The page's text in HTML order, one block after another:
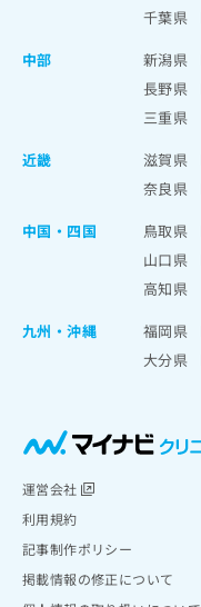
千葉県
中部
新潟県
長野県
三重県
近畿
滋賀県
奈良県
中国・四国
鳥取県
山口県
高知県
九州・沖縄
福岡県
大分県
運営会社
利用規約
記事制作ポリシー
掲載情報の修正について